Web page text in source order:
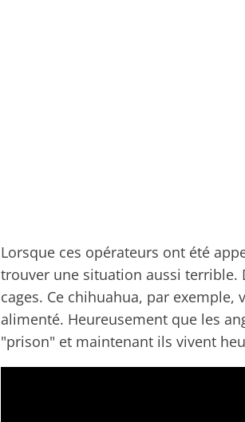
Lorsque ces opérateurs ont été
trouver une situation aussi terrible.
cages. Ce chihuahua, par
alimenté. Heureusement que les
"prison" et maintenant ils vivent